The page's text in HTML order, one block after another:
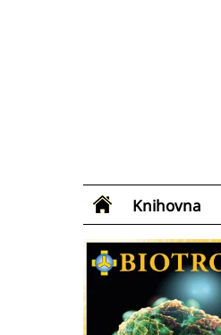
Knihovna